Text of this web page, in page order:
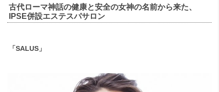
古代ローマ神話の健康と安全の女神の名前から来た、
IPSE併設エステスパサロン
「SALUS」